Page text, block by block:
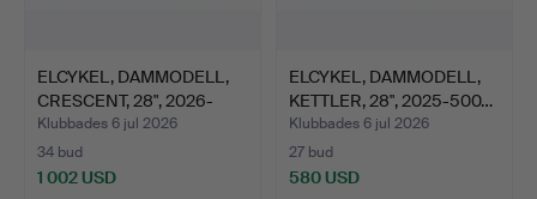
ELCYKEL, DAMMODELL,
CRESCENT, 28", 2026-
HG…
Klubbades 6 jul 2026
34 bud
1 002 USD
ELCYKEL, DAMMODELL,
KETTLER, 28", 2025-500…
Klubbades 6 jul 2026
27 bud
580 USD